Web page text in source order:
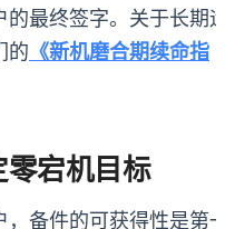
最终签字。关于长期
的 《新机磨合期续命指
零宕机目标
备件的可获得性是第